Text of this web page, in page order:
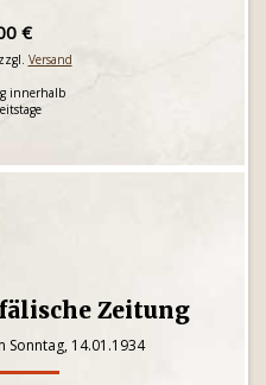
€
Versand
innerhalb
Zeitung
Sonntag, 14.01.1934